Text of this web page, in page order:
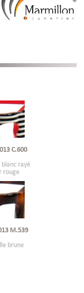
C.600
rayé
rouge
M.539
brune